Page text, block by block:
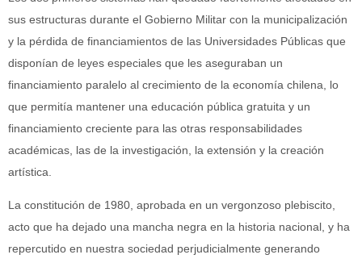
sus estructuras durante el Gobierno Militar con la municipalización
y la pérdida de financiamientos de las Universidades Públicas que
disponían de leyes especiales que les aseguraban un
financiamiento paralelo al crecimiento de la economía chilena, lo
que permitía mantener una educación pública gratuita y un
financiamiento creciente para las otras responsabilidades
académicas, las de la investigación, la extensión y la creación
artística.
La constitución de 1980, aprobada en un vergonzoso plebiscito,
acto que ha dejado una mancha negra en la historia nacional, y ha
repercutido en nuestra sociedad perjudicialmente generando